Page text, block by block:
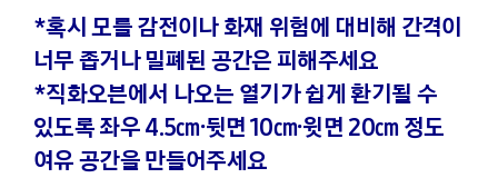
*혹시 모를 감전이나 화재 위험에 대비해 간격이
너무 좁거나 밀폐된 공간은 피해주세요
*직화오븐에서 나오는 열기가 쉽게 환기될 수
있도록 좌우 4.5㎝∙뒷면 10㎝∙윗면 20㎝ 정도
여유 공간을 만들어주세요